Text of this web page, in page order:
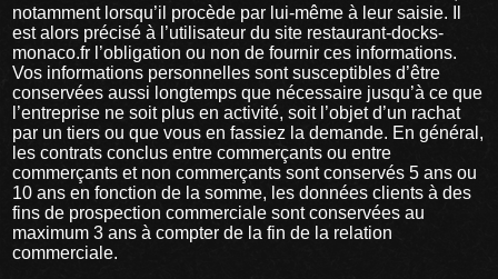
notamment lorsqu’il procède par lui-même à leur saisie. Il
est alors précisé à l’utilisateur du site restaurant-docks-
monaco.fr l’obligation ou non de fournir ces informations.
Vos informations personnelles sont susceptibles d’être
conservées aussi longtemps que nécessaire jusqu’à ce que
l’entreprise ne soit plus en activité, soit l’objet d’un rachat
par un tiers ou que vous en fassiez la demande. En général,
les contrats conclus entre commerçants ou entre
commerçants et non commerçants sont conservés 5 ans ou
10 ans en fonction de la somme, les données clients à des
fins de prospection commerciale sont conservées au
maximum 3 ans à compter de la fin de la relation
commerciale.